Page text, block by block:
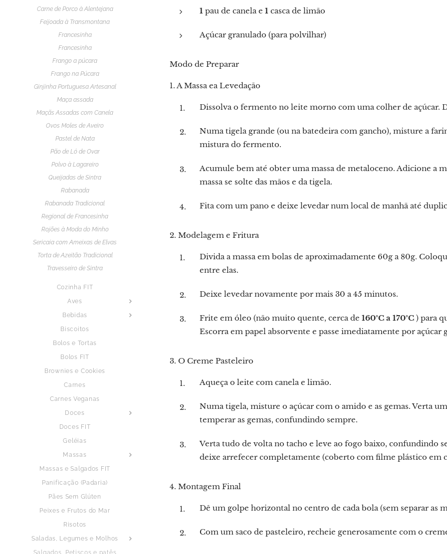
Carne de Porco à Alentejana
Feijoada à Transmontana
Francesinha
Francesinha
Frango a púcara
Frango na Púcara
Ginjinha Portuguesa Artesanal
Maça assada
Maçãs Assadas com Canela
Ovos Moles de Aveiro
Pastel de Nata
Pão de Ló de Ovar
Polvo à Lagareiro
Queijadas de Sintra
Rabanada
Rabanada Tradicional
Regional de Francesinha
Rojões à Moda do Minho
Sericaia com Ameixas de Elvas
Torta de Azeitão Tradicional
Travesseiro de Sintra
Cozinha FIT
Aves
Bebidas
Biscoitos
Bolos e Tortas
Bolos FIT
Brownies e Cookies
Carnes
Carnes Veganas
Doces
Doces FIT
Geléias
Massas
Massas e Salgados FIT
Panificação (Padaria)
Pães Sem Glúten
Peixes e Frutos do Mar
Risotos
Saladas, Legumes e Molhos
Salgados, Petiscos e patês
1 pau de canela e 1 casca de limão
Açúcar granulado (para polvilhar)
Modo de Preparar
1. A Massa ea Levedação
Dissolva o fermento no leite morno com uma colher de açúcar.
Numa tigela grande (ou na batedeira com gancho), misture a
mistura do fermento.
Acumule bem até obter uma massa de metaloceno. Adicione a
massa se solte das mãos e da tigela.
Fita com um pano e deixe levedar num local de manhã até
2. Modelagem e Fritura
Divida a massa em bolas de aproximadamente 60g a 80g.
entre elas.
Deixe levedar novamente por mais 30 a 45 minutos.
Frite em óleo (não muito quente, cerca de 160°C a 170°C ) para
Escorra em papel absorvente e passe imediatamente por açúcar
3. O Creme Pasteleiro
Aqueça o leite com canela e limão.
Numa tigela, misture o açúcar com o amido e as gemas. Verta
temperar as gemas, confundindo sempre.
Verta tudo de volta no tacho e leve ao fogo baixo, confundindo
deixe arrefecer completamente (coberto com filme plástico em
4. Montagem Final
Dê um golpe horizontal no centro de cada bola (sem separar as
Com um saco de pasteleiro, recheie generosamente com o